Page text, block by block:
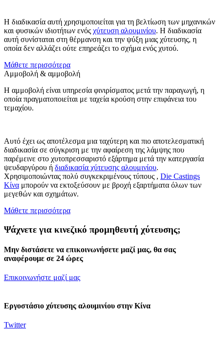
Η διαδικασία αυτή χρησιμοποιείται για τη βελτίωση των μηχανικών
και φυσικών ιδιοτήτων ενός χύτευση αλουμινίου. Η διαδικασία
αυτή συνίσταται στη θέρμανση και την ψύξη μιας χύτευσης, η
οποία δεν αλλάζει ούτε επηρεάζει το σχήμα ενός χυτού.
Μάθετε περισσότερα
Αμμοβολή & αμμοβολή
Η αμμοβολή είναι υπηρεσία φινιρίσματος μετά την παραγωγή, η
οποία πραγματοποιείται με ταχεία κρούση στην επιφάνεια του
τεμαχίου.
Αυτό έχει ως αποτέλεσμα μια ταχύτερη και πιο αποτελεσματική
διαδικασία σε σύγκριση με την αφαίρεση της λάμψης που
παρέμεινε στο χυτοπρεσσαριστό εξάρτημα μετά την κατεργασία
ψευδαργύρου ή διαδικασία χύτευσης αλουμινίου.
Χρησιμοποιώντας πολύ συγκεκριμένους τύπους , Die Castings
Κίνα μπορούν να εκτοξεύσουν με βροχή εξαρτήματα όλων των
μεγεθών και σχημάτων.
Μάθετε περισσότερα
Ψάχνετε για κινεζικό προμηθευτή χύτευσης;
Μην διστάσετε να επικοινωνήσετε μαζί μας, θα σας
αναφέρουμε σε 24 ώρες
Επικοινωνήστε μαζί μας
Εργοστάσιο χύτευσης αλουμινίου στην Κίνα
Twitter